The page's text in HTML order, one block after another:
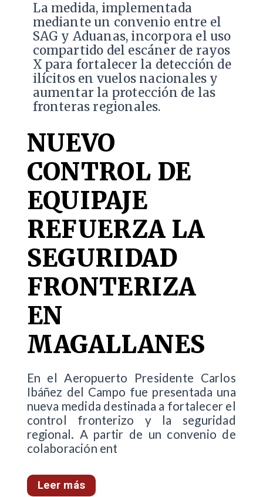
La medida, implementada
mediante un convenio entre el
SAG y Aduanas, incorpora el uso
compartido del escáner de rayos
X para fortalecer la detección de
ilícitos en vuelos nacionales y
aumentar la protección de las
fronteras regionales.
NUEVO
CONTROL DE
EQUIPAJE
REFUERZA LA
SEGURIDAD
FRONTERIZA
EN
MAGALLANES
En el Aeropuerto Presidente Carlos
Ibáñez del Campo fue presentada una
nueva medida destinada a fortalecer el
control fronterizo y la seguridad
regional. A partir de un convenio de
colaboración ent
Leer más